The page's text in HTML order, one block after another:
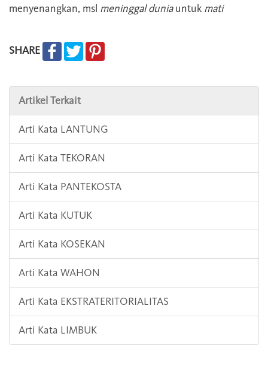
menyenangkan, msl meninggal duniauntuk mati
SHARE
Artikel Terkait
Arti Kata LANTUNG
Arti Kata TEKORAN
Arti Kata PANTEKOSTA
Arti Kata KUTUK
Arti Kata KOSEKAN
Arti Kata WAHON
Arti Kata EKSTRATERITORIALITAS
Arti Kata LIMBUK